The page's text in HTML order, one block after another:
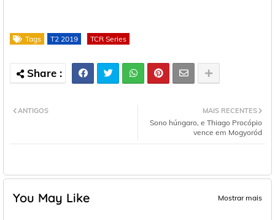
Tags T2 2019 TCR Series
MAIS RECENTES
Sono húngaro, e Thiago Procópio
vence em Mogyoród
ANTIGOS
You May Like Mostrar mais